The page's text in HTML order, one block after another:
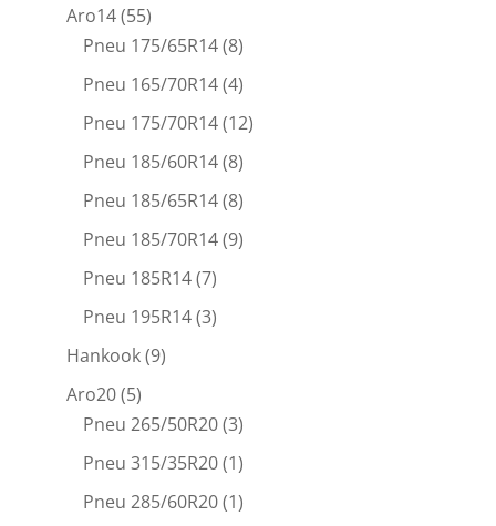
Aro14(55)
Pneu 175/65R14(8)
Pneu 165/70R14(4)
Pneu 175/70R14(12)
Pneu 185/60R14(8)
Pneu 185/65R14(8)
Pneu 185/70R14(9)
Pneu 185R14(7)
Pneu 195R14(3)
Hankook(9)
Aro20(5)
Pneu 265/50R20(3)
Pneu 315/35R20(1)
Pneu 285/60R20(1)